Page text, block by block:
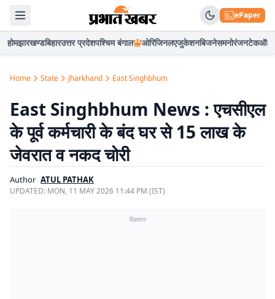
ePaper
होमझारखण्डबिहारउत्तर प्रदेशपश्चिम बंगाल ओरिजिनलएजुकेशनबिजनेसमनोरंजनटेकऑटो
Home State Jharkhand East Singhbhum
East Singhbhum News : एचसीएल
के पूर्व कर्मचारी के बंद घर से 15 लाख के
जेवरात व नकद चोरी
Author ATUL PATHAK
UPDATED: MON, 11 MAY 2026 11:44 PM (IST)
विज्ञापन